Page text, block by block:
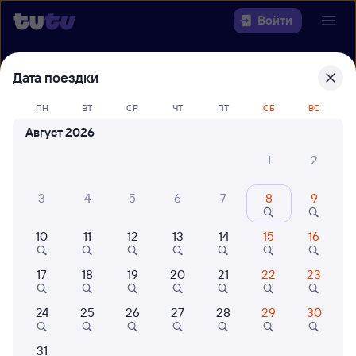
Войти
Выберите день, чтобы найти
билеты Новосибирск-Главный —
Когда
Кто едет
Найти поезда
Дата поездки
ПН ВТ СР ЧТ ПТ СБ ВС
Август 2026
1
2
3 4 5 6 7 8 9
10 11 12 13 14 15 16
17 18 19 20 21 22 23
24 25 26 27 28 29 30
31